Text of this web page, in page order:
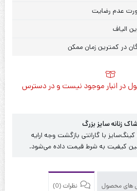
عدم رضایت
الیاف
در کمترین زمان ممکن
در انبار موجود نیست و در دسترس
زنانه سایز بزرگ
با گارانتی بازگشت وجه ارایه
کیفیت به شرط قیمت داده می‌شود.
های محصول نظرات (0)